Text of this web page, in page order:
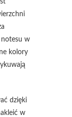
w
kolory
dzięki
w